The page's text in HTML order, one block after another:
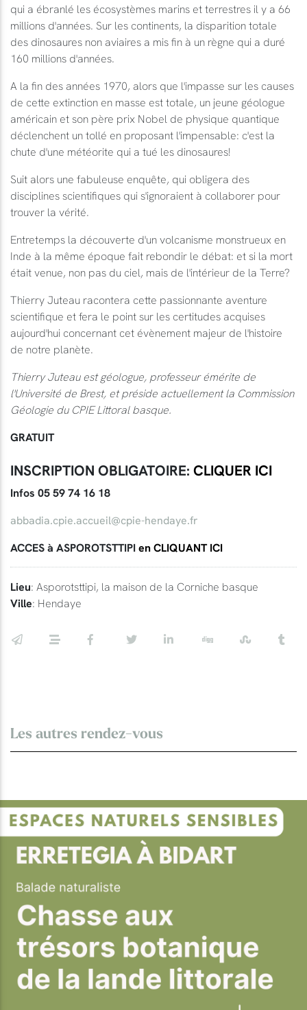
qui a ébranlé les écosystèmes marins et terrestres il y a 66
millions d'années. Sur les continents, la disparition totale
des dinosaures non aviaires a mis fin à un règne qui a duré
160 millions d'années.
A la fin des années 1970, alors que l'impasse sur les causes
de cette extinction en masse est totale, un jeune géologue
américain et son père prix Nobel de physique quantique
déclenchent un tollé en proposant l'impensable: c'est la
chute d'une météorite qui a tué les dinosaures!
Suit alors une fabuleuse enquête, qui obligera des
disciplines scientifiques qui s'ignoraient à collaborer pour
trouver la vérité.
Entretemps la découverte d'un volcanisme monstrueux en
Inde à la même époque fait rebondir le débat: et si la mort
était venue, non pas du ciel, mais de l'intérieur de la Terre?
Thierry Juteau racontera cette passionnante aventure
scientifique et fera le point sur les certitudes acquises
aujourd'hui concernant cet évènement majeur de l'histoire
de notre planète.
Thierry Juteau est géologue, professeur émérite de
l'Université de Brest, et préside actuellement la Commission
Géologie du CPIE Littoral basque.
GRATUIT
INSCRIPTION OBLIGATOIRE: CLIQUER ICI
Infos 05 59 74 16 18
abbadia.cpie.accueil@cpie-hendaye.fr
ACCES à ASPOROTSTTIPI en CLIQUANT ICI
Lieu: Asporotsttipi, la maison de la Corniche basque
Ville: Hendaye
Les autres rendez-vous